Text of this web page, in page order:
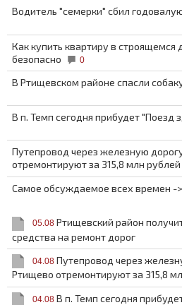
Водитель "семерки" сбил
Как купить квартиру в строящемся
безопасно
0
В Ртищевском районе спасли
В п. Темп сегодня прибудет "Поезд
Путепровод через железную
отремонтируют за 315,8 млн рублей
Самое обсуждаемое всех времен ->
05.08 Ртищевский район
средства на ремонт дорог
04.08 Путепровод через
Ртищево отремонтируют за 315,8
04.08 В п. Темп сегодня